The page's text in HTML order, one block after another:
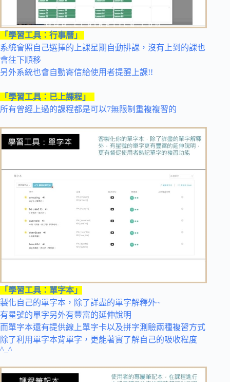
「學習工具：行事曆」
系統會照自己選擇的上課星期自動排課，沒有上到的課也
會往下順移
另外系統也會自動寄信給使用者提醒上課!!
「學習工具：已上課程」
所有曾經上過的課程都是可以7無限制重複複習的
「學習工具：單字本」
製化自己的單字本，除了詳盡的單字解釋外~
有星號的單字另外有豐富的延伸說明
而單字本還有提供線上單字卡以及拼字測驗兩種複習方式
除了利用單字本背單字，更能著實了解自己的吸收程度
^_^